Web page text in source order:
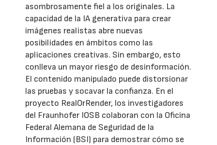
asombrosamente fiel a los originales. La
capacidad de la IA generativa para crear
imágenes realistas abre nuevas
posibilidades en ámbitos como las
aplicaciones creativas. Sin embargo, esto
conlleva un mayor riesgo de desinformación.
El contenido manipulado puede distorsionar
las pruebas y socavar la confianza. En el
proyecto RealOrRender, los investigadores
del Fraunhofer IOSB colaboran con la Oficina
Federal Alemana de Seguridad de la
Información (BSI) para demostrar cómo se